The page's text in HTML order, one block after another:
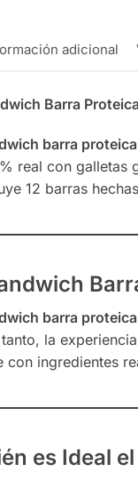
adicional
Barra
barra proteica
real con galletas
12 barras
barra proteica
la
con ingredientes
es Ideal